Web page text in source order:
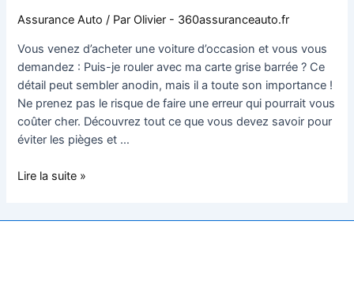
Assurance Auto / Par Olivier - 360assuranceauto.fr
Vous venez d’acheter une voiture d’occasion et vous vous
demandez : Puis-je rouler avec ma carte grise barrée ? Ce
détail peut sembler anodin, mais il a toute son importance !
Ne prenez pas le risque de faire une erreur qui pourrait vous
coûter cher. Découvrez tout ce que vous devez savoir pour
éviter les pièges et …
Lire la suite »